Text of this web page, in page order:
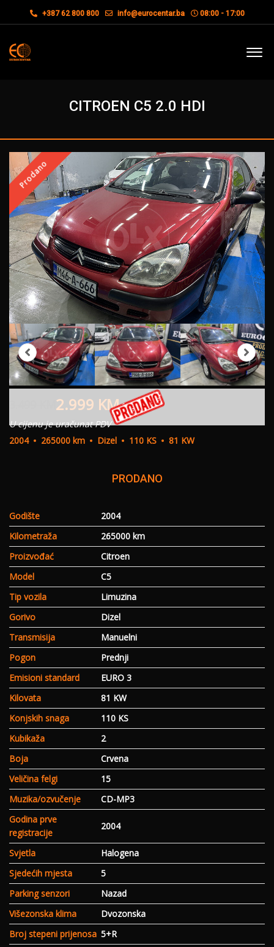
+387 62 800 800 info@eurocentar.ba 08:00 - 17:00
CITROEN C5 2.0 HDI
Prodano
2.999 KM
U cijenu je uračunat PDV
2004
265000 km Dizel 110 KS 81 KW
PRODANO
Godište
2004
Kilometraža
265000 km
Proizvođać
Citroen
Model
C5
Tip vozila
Limuzina
Gorivo
Dizel
Transmisija
Manuelni
Pogon
Prednji
Emisioni standard
EURO 3
Kilovata
81 KW
Konjskih snaga
110 KS
Kubikaža
2
Boja
Crvena
Veličina felgi
15
Muzika/ozvučenje
CD-MP3
Godina prve
registracije
2004
Svjetla
Halogena
Sjedećih mjesta
5
Parking senzori
Nazad
Višezonska klima
Dvozonska
Broj stepeni prijenosa 5+R